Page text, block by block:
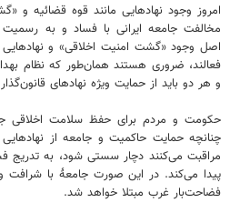
امروز وجود نهادهایی مانند قوه قضائیه و
مخالفت جامعه ایرانی با فساد و به
اصل وجود «گشت امنیت اخلاقی» و
فعالند، ضروری هستند همان‌طور که نظام
و هر دو باید از حمایت ویژه نهادهای
حکومت و مردم برای حفظ سلامت اخلاقی
چنانچه حمایت حاکمیت و جامعه از
مراقبت می‌کنند دچار سستی شود، به تدریج
پیدا می‌کند. در این صورت جامعۀ با شرافت
فضاحت‌بار غرب مبتلا خواهد شد.